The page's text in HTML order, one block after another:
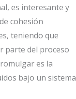
es interesante y
cohesión
teniendo que
parte del proceso
es la
bajo un sistema